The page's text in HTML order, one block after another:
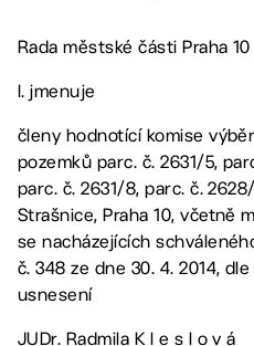
Rada městské části Praha 10
I. jmenuje
členy hodnotící komise
pozemků parc. č. 2631/5,
parc. č. 2631/8, parc. č.
Strašnice, Praha 10, včetně
se nacházejících
č. 348 ze dne 30. 4. 2014,
usnesení
JUDr. Radmila K l e s l o v á